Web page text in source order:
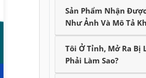
Sản Phẩm Nhận
Như Ảnh Và Mô Tả
Tôi Ở Tỉnh, Mở Ra Bị
Phải Làm Sao?